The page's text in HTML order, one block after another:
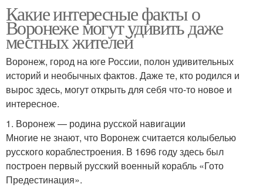
Какие интересные факты о
Воронеже могут удивить даже
местных жителей
Воронеж, город на юге России, полон удивительных
историй и необычных фактов. Даже те, кто родился и
вырос здесь, могут открыть для себя что-то новое и
интересное.
1. Воронеж — родина русской навигации
Многие не знают, что Воронеж считается колыбелью
русского кораблестроения. В 1696 году здесь был
построен первый русский военный корабль «Гото
Предестинация».